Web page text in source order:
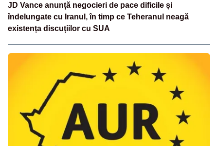
JD Vance anunță negocieri de pace dificile și
îndelungate cu Iranul, în timp ce Teheranul neagă
existența discuțiilor cu SUA